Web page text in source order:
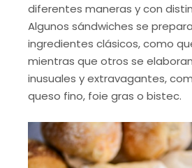
diferentes maneras y con
Algunos sándwiches se
ingredientes clásicos, como
mientras que otros se
inusuales y extravagantes,
queso fino, foie gras o bistec.